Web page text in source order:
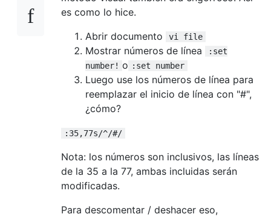
es como lo hice.
Abrir documento
vi file
Mostrar números de línea
:set
number! o :set number
Luego use los números de línea para
reemplazar el inicio de línea con "#",
¿cómo?
:35,77s/^/#/
Nota: los números son inclusivos, las líneas
de la 35 a la 77, ambas incluidas serán
modificadas.
Para descomentar / deshacer eso,